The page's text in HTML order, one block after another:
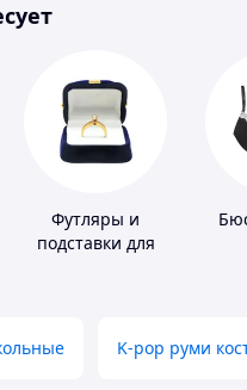
Футляры и
подставки для
K-pop руми